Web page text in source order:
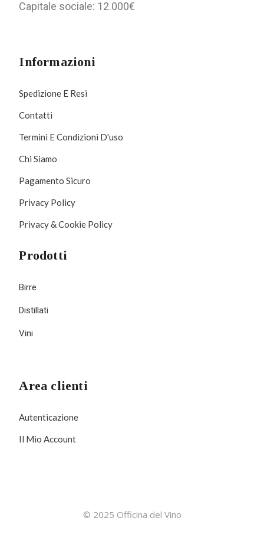
Capitale sociale: 12.000€
Informazioni
Spedizione E Resi
Contatti
Termini E Condizioni D'uso
Chi Siamo
Pagamento Sicuro
Privacy Policy
Privacy & Cookie Policy
Prodotti
Birre
Distillati
Vini
Area clienti
Autenticazione
Il Mio Account
© 2025 Officina del Vino